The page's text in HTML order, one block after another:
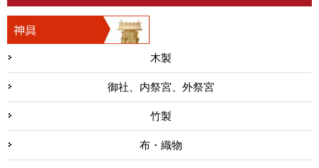
木製
御社、内祭宮、外祭宮
竹製
布・織物